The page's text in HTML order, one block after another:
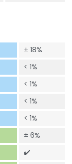
± 18%
< 1%
< 1%
< 1%
< 1%
± 6%
✔️